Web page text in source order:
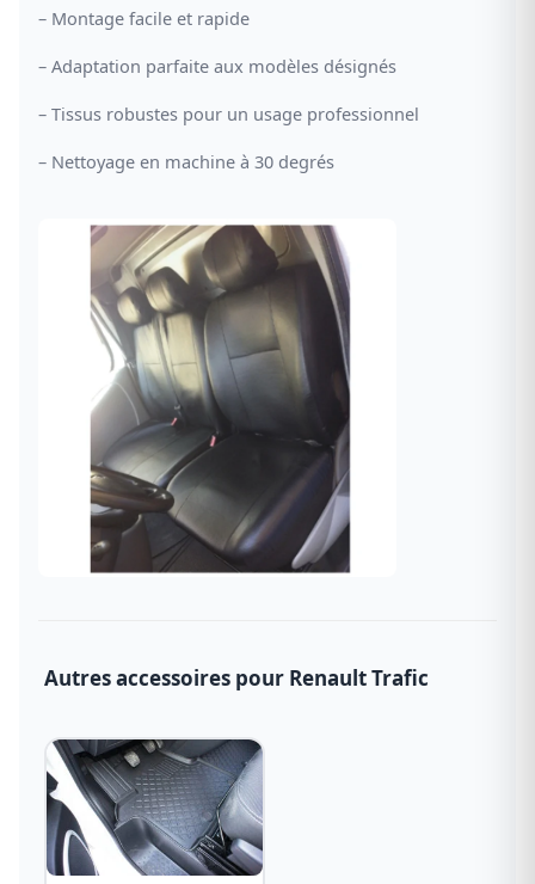
– Montage facile et rapide
– Adaptation parfaite aux modèles désignés
– Tissus robustes pour un usage professionnel
– Nettoyage en machine à 30 degrés
Autres accessoires pour Renault Trafic